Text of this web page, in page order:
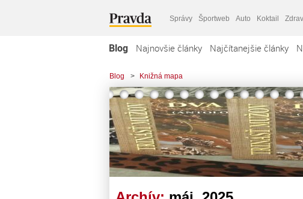
Správy Športweb Auto Koktail
Blog Najnovšie články Najčítanejšie články
Blog > Knižná mapa